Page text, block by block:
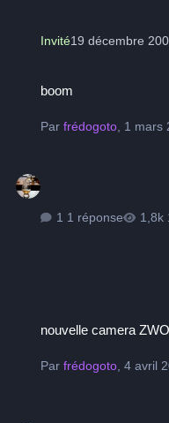
Invité19 décembre
boom
Parfrédogoto, 1 mars
1 réponse
nouvelle camera ZWO
Parfrédogoto,4 avril